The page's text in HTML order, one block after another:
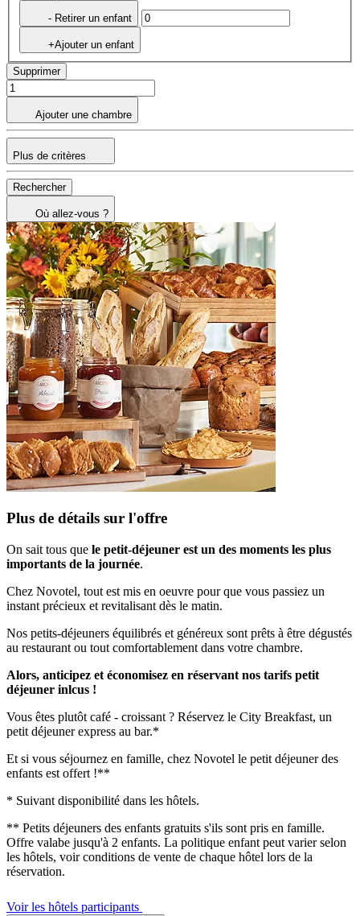
- Retirer un enfant
+Ajouter un enfant
Supprimer
Ajouter une chambre
Plus de critères
Rechercher
Où allez-vous ?
Plus de détails sur l'offre
On sait tous que le petit-déjeuner est un des moments les plus
importants de la journée.
Chez Novotel, tout est mis en oeuvre pour que vous passiez un
instant précieux et revitalisant dès le matin.
Nos petits-déjeuners équilibrés et généreux sont prêts à être dégustés
au restaurant ou tout comfortablement dans votre chambre.
Alors, anticipez et économisez en réservant nos tarifs petit
déjeuner inlcus !
Vous êtes plutôt café - croissant ? Réservez le City Breakfast, un
petit déjeuner express au bar.*
Et si vous séjournez en famille, chez Novotel le petit déjeuner des
enfants est offert !**
* Suivant disponibilité dans les hôtels.
** Petits déjeuners des enfants gratuits s'ils sont pris en famille.
Offre valabe jusqu'à 2 enfants. La politique enfant peut varier selon
les hôtels, voir conditions de vente de chaque hôtel lors de la
réservation.
Voir les hôtels participants